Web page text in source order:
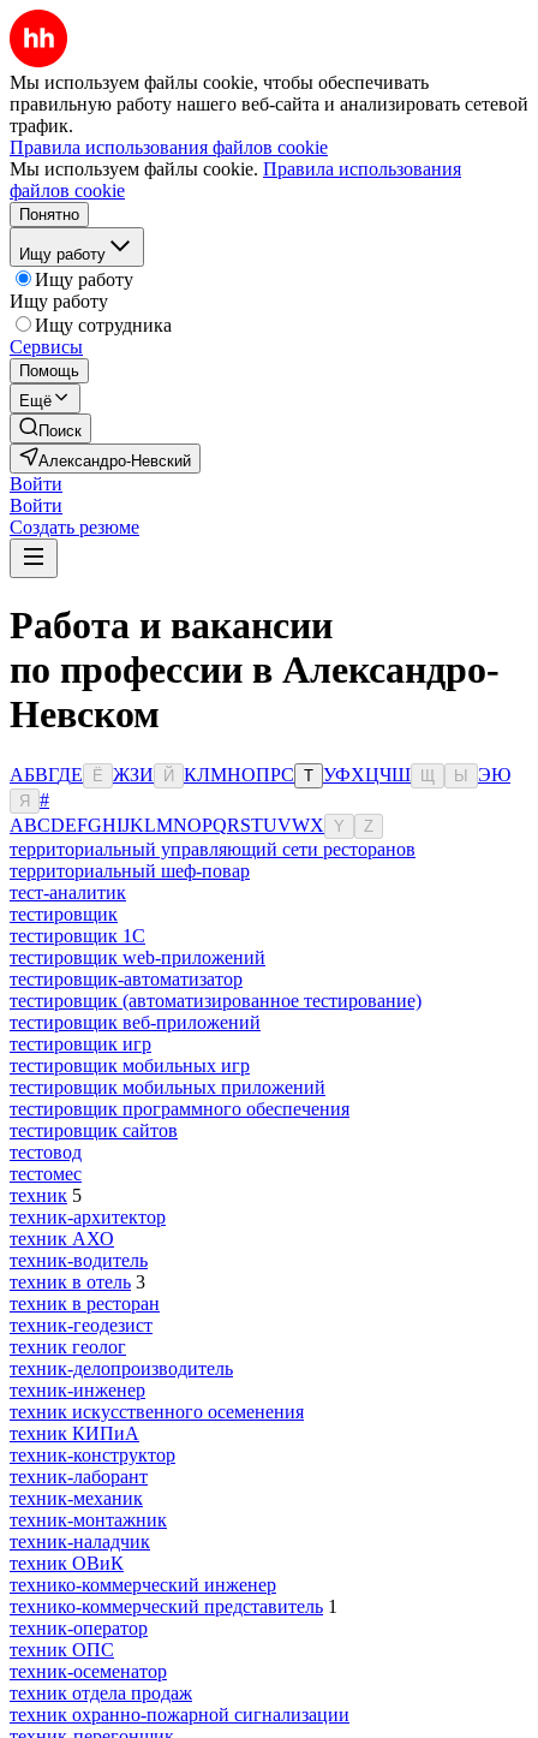
Мы используем файлы cookie, чтобы обеспечивать
правильную работу нашего веб-сайта и анализировать сетевой
трафик.
Правила использования файлов cookie
Мы используем файлы cookie. Правила использования
файлов cookie
Понятно
Ищу работу
Ищу работу
Ищу работу
Ищу сотрудника
Сервисы
Помощь
Ещё
Поиск
Александро-Невский
Войти
Войти
Создать резюме
Работа и вакансии
по профессии в Александро-
Невском
АБВГДЕ Ё ЖЗИ Й КЛМНОПРС Т УФХЦЧШ Ы ЭЮ
Я
#
ABCDEFGHIJKLMNOPQRSTUVWX Y Z
территориальный управляющий сети ресторанов
территориальный шеф-повар
тест-аналитик
тестировщик
тестировщик 1С
тестировщик web-приложений
тестировщик-автоматизатор
тестировщик (автоматизированное тестирование)
тестировщик веб-приложений
тестировщик игр
тестировщик мобильных игр
тестировщик мобильных приложений
тестировщик программного обеспечения
тестировщик сайтов
тестовод
тестомес
техник 5
техник-архитектор
техник АХО
техник-водитель
техник в отель 3
техник в ресторан
техник-геодезист
техник геолог
техник-делопроизводитель
техник-инженер
техник искусственного осеменения
техник КИПиА
техник-конструктор
техник-лаборант
техник-механик
техник-монтажник
техник-наладчик
техник ОВиК
технико-коммерческий инженер
технико-коммерческий представитель 1
техник-оператор
техник ОПС
техник-осеменатор
техник отдела продаж
техник охранно-пожарной сигнализации